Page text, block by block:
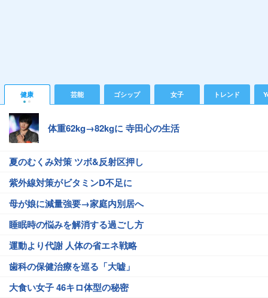
健康 芸能 ゴシップ 女子 トレンド
体重62kg→82kgに 寺田心の生活
夏のむくみ対策 ツボ&反射区押し
紫外線対策がビタミンD不足に
母が娘に減量強要→家庭内別居へ
睡眠時の悩みを解消する過ごし方
運動より代謝 人体の省エネ戦略
歯科の保健治療を巡る「大嘘」
大食い女子 46キロ体型の秘密